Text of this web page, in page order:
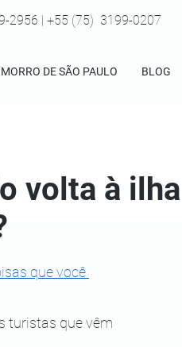
MORRO DE SÃO PAULO BLOG
2956 | +55 (75) 3199-0207
que você
turistas que vêm
volta à